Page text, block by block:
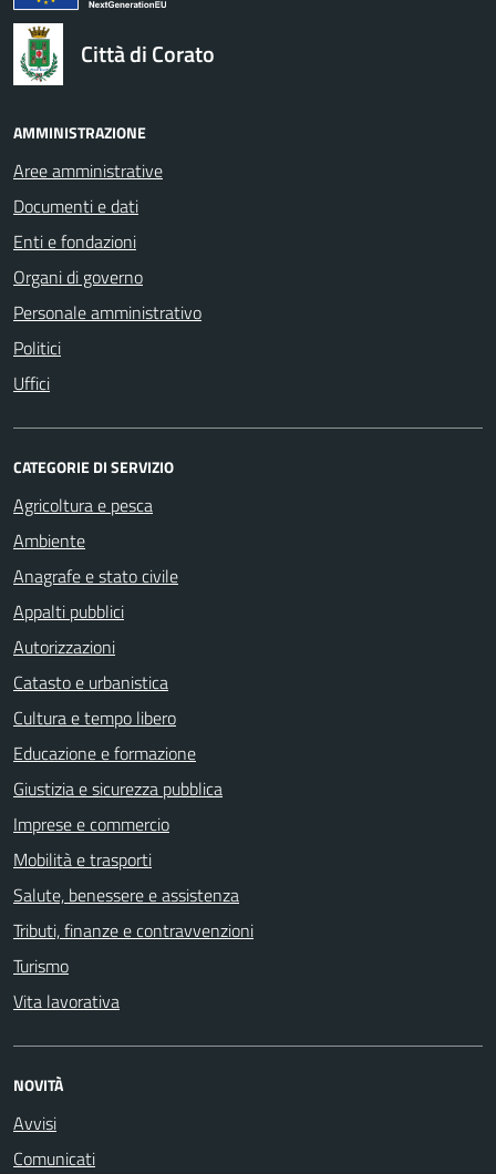
Città di Corato
AMMINISTRAZIONE
Aree amministrative
Documenti e dati
Enti e fondazioni
Organi di governo
Personale amministrativo
Politici
Uffici
CATEGORIE DI SERVIZIO
Agricoltura e pesca
Ambiente
Anagrafe e stato civile
Appalti pubblici
Autorizzazioni
Catasto e urbanistica
Cultura e tempo libero
Educazione e formazione
Giustizia e sicurezza pubblica
Imprese e commercio
Mobilità e trasporti
Salute, benessere e assistenza
Tributi, finanze e contravvenzioni
Turismo
Vita lavorativa
NOVITÀ
Avvisi
Comunicati